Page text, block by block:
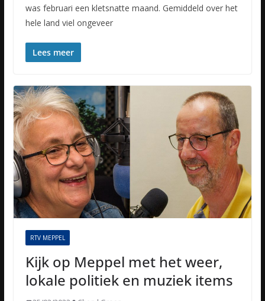
was februari een kletsnatte maand. Gemiddeld over het
hele land viel ongeveer
Lees meer
RTV MEPPEL
Kijk op Meppel met het weer,
lokale politiek en muziek items